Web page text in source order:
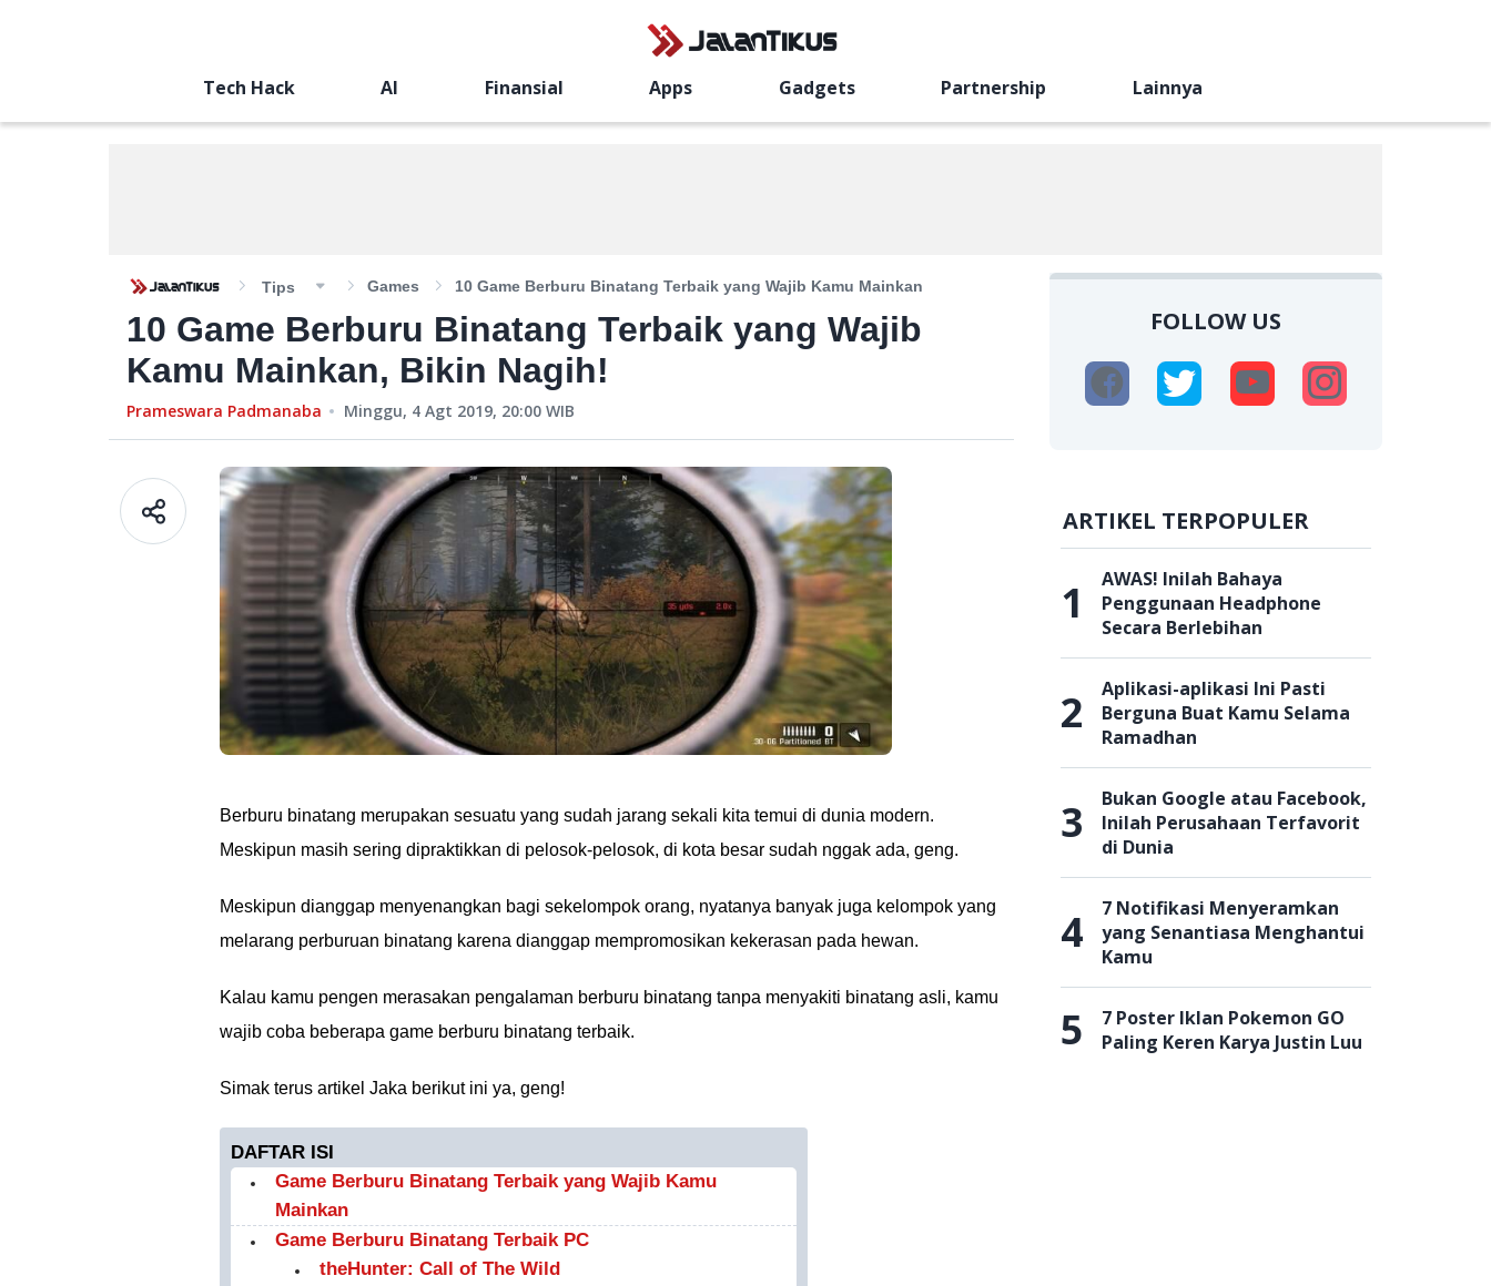
Tech Hack AI Finansial Apps Gadgets Partnership Lainnya
Tips Games 10 Game Berburu Binatang Terbaik yang Wajib Kamu Mainkan
10 Game Berburu Binatang Terbaik yang Wajib
Kamu Mainkan, Bikin Nagih!
Prameswara Padmanaba Minggu, 4 Agt 2019, 20:00 WIB
Berburu binatang merupakan sesuatu yang sudah jarang sekali kita temui di dunia modern.
Meskipun masih sering dipraktikkan di pelosok-pelosok, di kota besar sudah nggak ada, geng.
Meskipun dianggap menyenangkan bagi sekelompok orang, nyatanya banyak juga kelompok yang
melarang perburuan binatang karena dianggap mempromosikan kekerasan pada hewan.
Kalau kamu pengen merasakan pengalaman berburu binatang tanpa menyakiti binatang asli, kamu
wajib coba beberapa game berburu binatang terbaik.
Simak terus artikel Jaka berikut ini ya, geng!
DAFTAR ISI
Game Berburu Binatang Terbaik yang Wajib Kamu
Mainkan
Game Berburu Binatang Terbaik PC
theHunter: Call of The Wild
FOLLOW US
ARTIKEL TERPOPULER
1
AWAS! Inilah Bahaya
Penggunaan Headphone
Secara Berlebihan
2
Aplikasi-aplikasi Ini Pasti
Berguna Buat Kamu Selama
Ramadhan
3
Bukan Google atau Facebook,
Inilah Perusahaan Terfavorit
di Dunia
4
7 Notifikasi Menyeramkan
yang Senantiasa Menghantui
Kamu
5
7 Poster Iklan Pokemon GO
Paling Keren Karya Justin Luu